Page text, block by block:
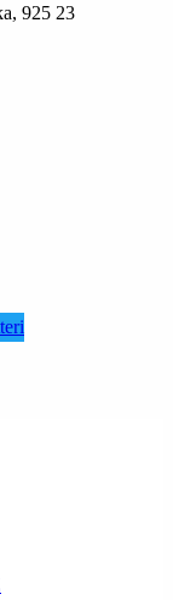
925 23